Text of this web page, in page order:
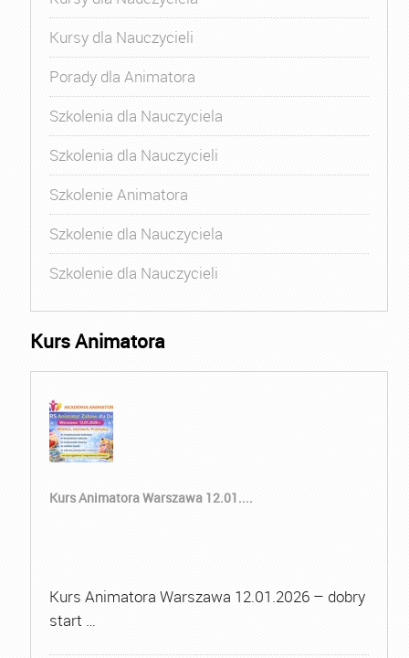
Kursy dla Nauczycieli
Porady dla Animatora
Szkolenia dla Nauczyciela
Szkolenia dla Nauczycieli
Szkolenie Animatora
Szkolenie dla Nauczyciela
Szkolenie dla Nauczycieli
Kurs Animatora
Kurs Animatora Warszawa 12.01....
Kurs Animatora Warszawa 12.01.2026 – dobry
start …